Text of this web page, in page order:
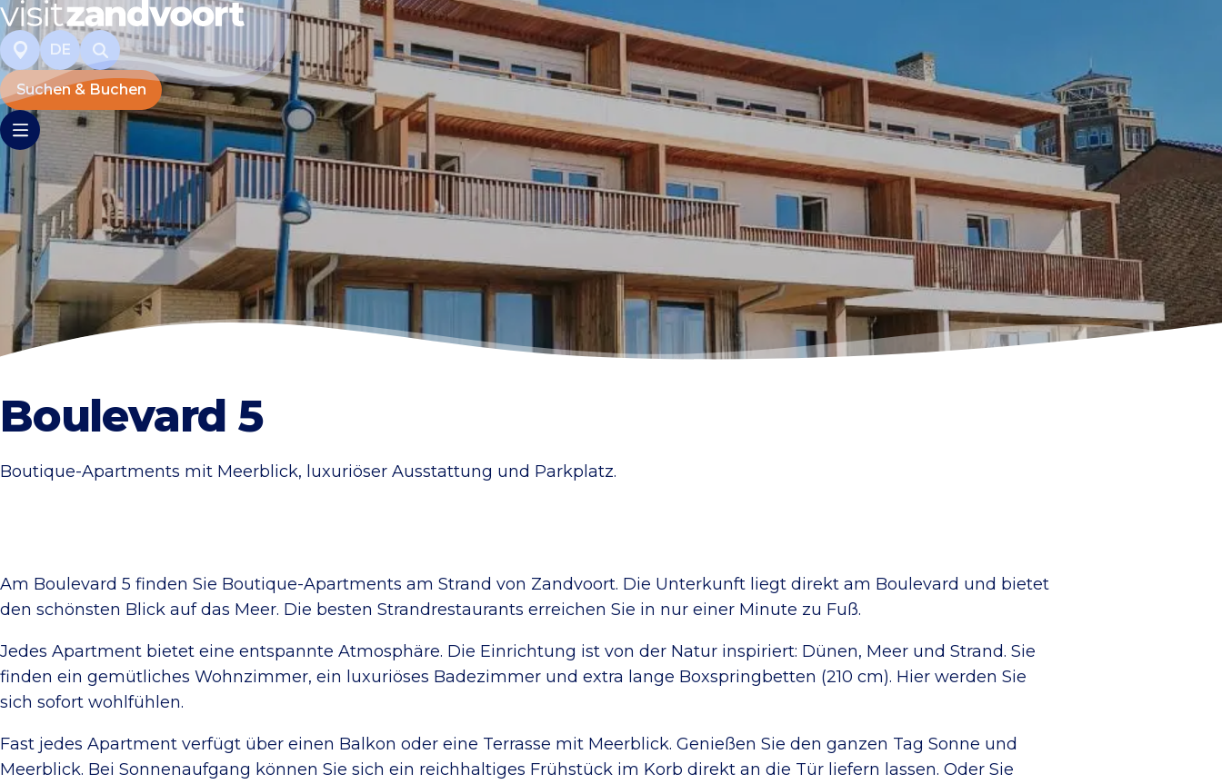
DE
Suchen & Buchen
Boulevard 5
Boutique-Apartments mit Meerblick, luxuriöser Ausstattung und Parkplatz.
Am Boulevard 5 finden Sie Boutique-Apartments am Strand von Zandvoort. Die Unterkunft liegt direkt am Boulevard und bietet
den schönsten Blick auf das Meer. Die besten Strandrestaurants erreichen Sie in nur einer Minute zu Fuß.
Jedes Apartment bietet eine entspannte Atmosphäre. Die Einrichtung ist von der Natur inspiriert: Dünen, Meer und Strand. Sie
finden ein gemütliches Wohnzimmer, ein luxuriöses Badezimmer und extra lange Boxspringbetten (210 cm). Hier werden Sie
sich sofort wohlfühlen.
Fast jedes Apartment verfügt über einen Balkon oder eine Terrasse mit Meerblick. Genießen Sie den ganzen Tag Sonne und
Meerblick. Bei Sonnenaufgang können Sie sich ein reichhaltiges Frühstück im Korb direkt an die Tür liefern lassen. Oder Sie